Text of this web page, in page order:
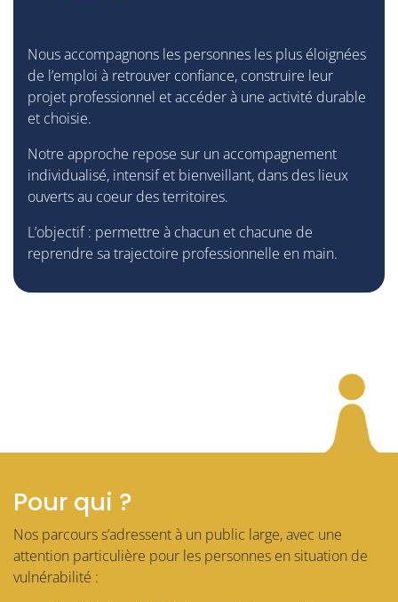
Nous accompagnons les personnes les plus éloignées
de l’emploi à retrouver confiance, construire leur
projet professionnel et accéder à une activité durable
et choisie.
Notre approche repose sur un accompagnement
individualisé, intensif et bienveillant, dans des lieux
ouverts au coeur des territoires.
L’objectif : permettre à chacun et chacune de
reprendre sa trajectoire professionnelle en main.
Pour qui ?
Nos parcours s’adressent à un public large, avec une
attention particulière pour les personnes en situation de
vulnérabilité :